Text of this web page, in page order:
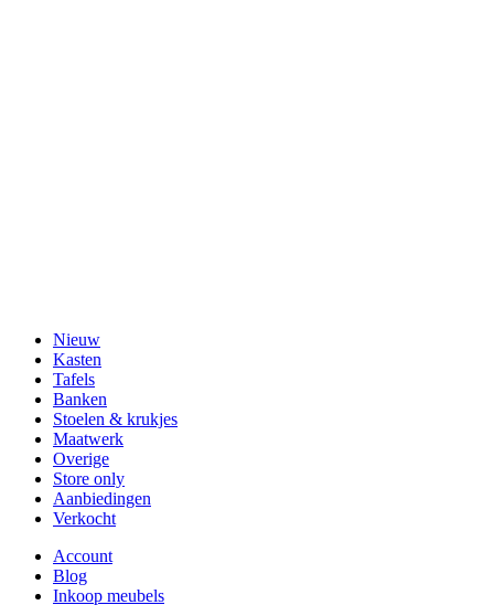
Nieuw
Kasten
Tafels
Banken
Stoelen & krukjes
Maatwerk
Overige
Store only
Aanbiedingen
Verkocht
Account
Blog
Inkoop meubels